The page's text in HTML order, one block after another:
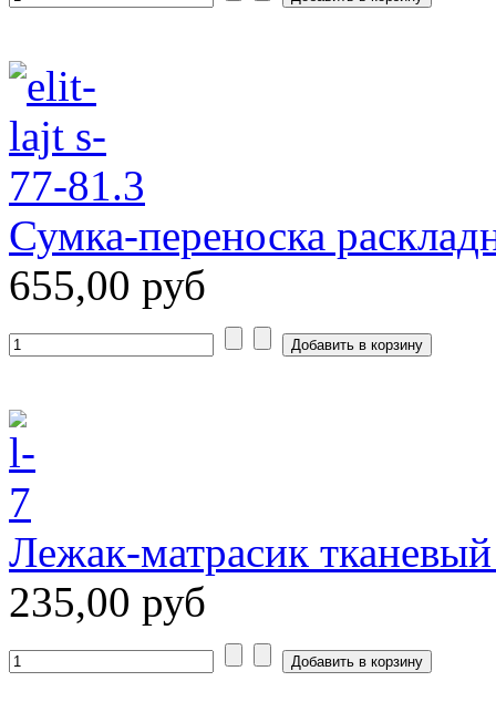
Сумка-переноска
655,00 руб
Лежак-матрасик
235,00 руб